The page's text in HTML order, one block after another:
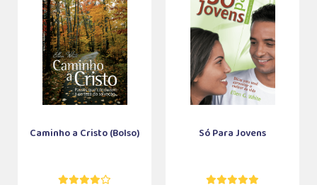
Caminho a Cristo (Bolso) Só Para Jovens